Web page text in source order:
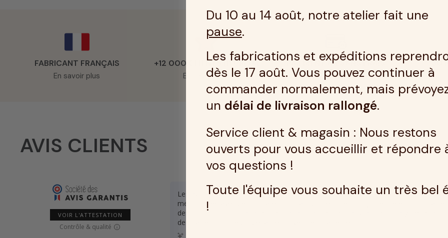
FABRICANT FRANÇAIS
En savoir plus
+12 000 CLIENTS HEUREUX
En savoir plus
PAIEMENT 4X SANS FRAIS
En savoir plus
30
AVIS CLIENTS
VOIR L'ATTESTATION
Contrôle & qualité
Les avis des clients soulignent plusieurs thèmes positifs concernant le matelas.
mentionnée, avec des utilisateurs notant qu'il est bien conçu, ferme et
des bébés. De plus, la rapidité de la fabrication et de la livraison est largement
de quatre jours, ce qui dépasse souvent leurs attentes.
Du 10 au 14 août, notre atelier fait une
pause.
Les fabrications et expéditions
dès le 17 août. Vous pouvez continuer à
commander normalement, mais
un délai de livraison rallongé.
Service client & magasin : Nous restons
ouverts pour vous accueillir et répondre
vos questions !
Toute l'équipe vous souhaite un très bel
!